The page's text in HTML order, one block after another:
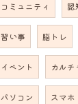
コミュニティ 認
習い事 脳トレ
イベント カルチ
パソコン スマホ